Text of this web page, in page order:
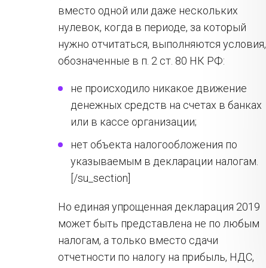
вместо одной или даже нескольких
нулевок, когда в периоде, за который
нужно отчитаться, выполняются условия,
обозначенные в п. 2 ст. 80 НК РФ:
не происходило никакое движение
денежных средств на счетах в банках
или в кассе организации;
нет объекта налогообложения по
указываемым в декларации налогам.
[/su_section]
Но единая упрощенная декларация 2019
может быть представлена не по любым
налогам, а только вместо сдачи
отчетности по налогу на прибыль, НДС,